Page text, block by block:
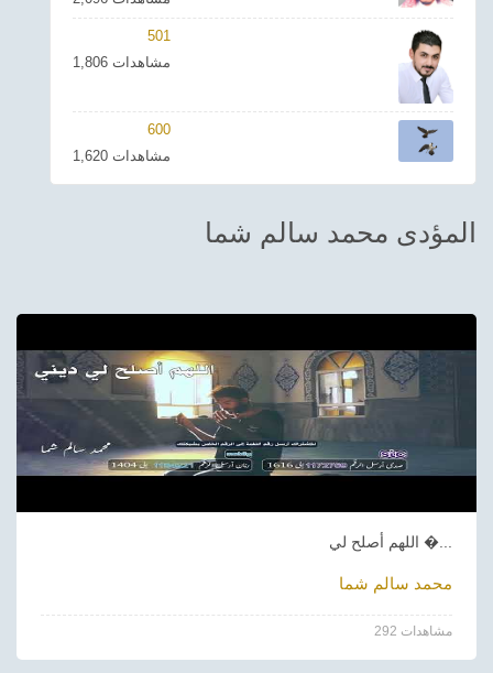
ترفيهي
Asian
Foreign
Sudani tones
501
1,806 مشاهدات
600
1,620 مشاهدات
المؤدى محمد سالم شما
اللهم أصلح لي �...
محمد سالم شما
292 مشاهدات